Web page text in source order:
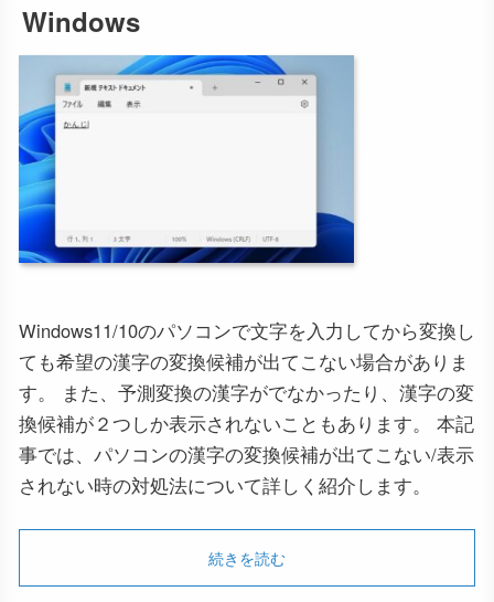
Windows
Windows11/10のパソコンで文字を入力してから変換し
ても希望の漢字の変換候補が出てこない場合がありま
す。 また、予測変換の漢字がでなかったり、漢字の変
換候補が２つしか表示されないこともあります。 本記
事では、パソコンの漢字の変換候補が出てこない/表示
されない時の対処法について詳しく紹介します。
続きを読む